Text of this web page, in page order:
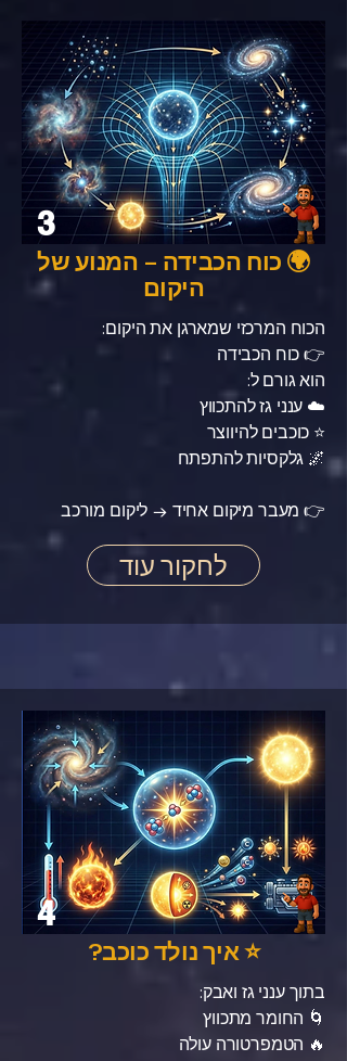
3
🌍 כוח הכבידה – המנוע של
היקום
הכוח המרכזי שמארגן את היקום:
👉 כוח הכבידה
הוא גורם ל:
☁️ ענני גז להתכווץ
⭐ כוכבים להיווצר
🌌 גלקסיות להתפתח
👉 מעבר מיקום אחיד → ליקום מורכב
לחקור עוד
4
⭐ איך נולד כוכב?
בתוך ענני גז ואבק:
🌀 החומר מתכווץ
🔥 הטמפרטורה עולה